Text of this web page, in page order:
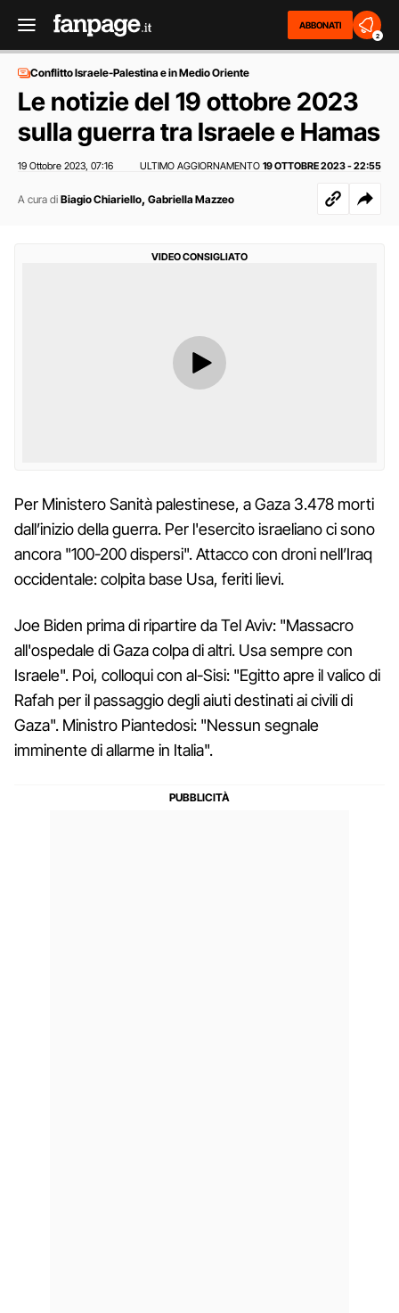
ABBONATI
2
Conflitto Israele-Palestina e in Medio Oriente
Le notizie del 19 ottobre 2023
sulla guerra tra Israele e Hamas
19 Ottobre 2023 07:16 ULTIMO AGGIORNAMENTO 19 OTTOBRE 2023 - 22:55
A cura di Biagio Chiariello, Gabriella Mazzeo
VIDEO CONSIGLIATO
Per Ministero Sanità palestinese, a Gaza 3.478 morti
dall’inizio della guerra. Per l'esercito israeliano ci sono
ancora "100-200 dispersi". Attacco con droni nell’Iraq
occidentale: colpita base Usa, feriti lievi.
Joe Biden prima di ripartire da Tel Aviv: "Massacro
all'ospedale di Gaza colpa di altri. Usa sempre con
Israele". Poi, colloqui con al-Sisi: "Egitto apre il valico di
Rafah per il passaggio degli aiuti destinati ai civili di
Gaza". Ministro Piantedosi: "Nessun segnale
imminente di allarme in Italia".